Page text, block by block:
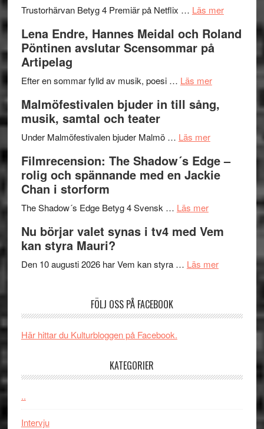
lättsam
2026
I
Delvis
genrens
terräng
Trustorhärvan Betyg 4 Premiär på Netflix … Läs merom
på
Lena Endre, Hannes Meidal och Roland
Pöntinen avslutar Scensommar på
Artipelag
Efter en sommar fylld av musik, poesi … Läs merom
Endre,
Roland
Pöntinen
Scensommar
Artipelag
Malmöfestivalen bjuder in till sång,
musik, samtal och teater
Under Malmöfestivalen bjuder Malmö … Läs merom
bjuder
in
samtal
teater
Filmrecension: The Shadow´s Edge –
rolig och spännande med en Jackie
Chan i storform
The Shadow´s Edge Betyg 4 Svensk … Läs merom
The
´s
och
Jackie
Nu börjar valet synas i tv4 med Vem
kan styra Mauri?
Den 10 augusti 2026 har Vem kan styra … Läs merom
synas
Vem
FÖLJ OSS PÅ FACEBOOK
Här hittar du Kulturbloggen på Facebook.
KATEGORIER
..
Intervju